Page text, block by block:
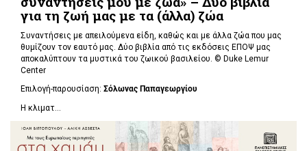
για τη ζωή μας με τα (άλλα) ζώα
Συναντήσεις με απειλούμενα είδη, καθώς και με άλλα ζώα που μας
θυμίζουν τον εαυτό μας. Δύο βιβλία από τις εκδόσεις ΕΠΟΨ μας
αποκαλύπτουν τα μυστικά του ζωικού βασιλείου. © Duke Lemur
Center
Επιλογή-παρουσίαση: Σόλωνας Παπαγεωργίου
Η κλιματ...